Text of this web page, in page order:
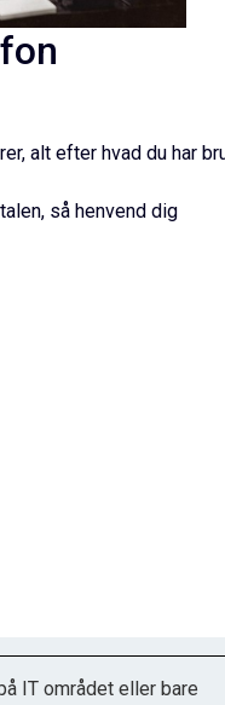
alt efter hvad du har
så henvend dig
IT området eller bare